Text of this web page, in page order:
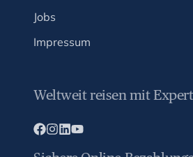
Jobs
Impressum
Weltweit reisen mit